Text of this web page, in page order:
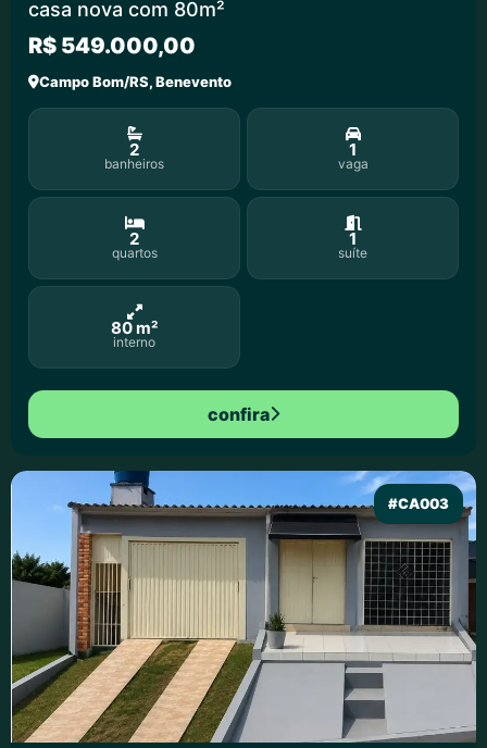
casa nova com 80m²
R$ 549.000,00
Campo Bom/RS, Benevento
2
banheiros
1
vaga
2
quartos
1
suíte
80 m²
interno
confira
#CA003